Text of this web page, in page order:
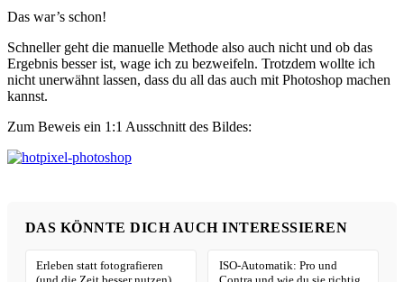
Das war’s schon!
Schneller geht die manuelle Methode also auch nicht und ob das
Ergebnis besser ist, wage ich zu bezweifeln. Trotzdem wollte ich
nicht unerwähnt lassen, dass du all das auch mit Photoshop machen
kannst.
Zum Beweis ein 1:1 Ausschnitt des Bildes:
DAS KÖNNTE DICH AUCH INTERESSIEREN
Erleben statt fotografieren
ISO-Automatik: Pro und